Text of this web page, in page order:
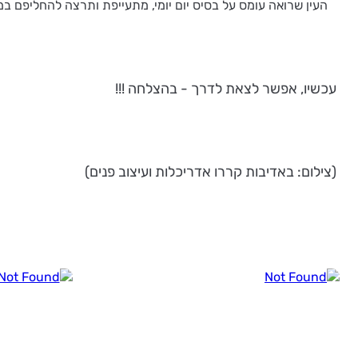
העין שרואה עומס על בסיס יום יומי, מתעייפת ותרצה להחליפם
עכשיו, אפשר לצאת לדרך - בהצלחה !!!
(צילום: באדיבות קררו אדריכלות ועיצוב פנים)